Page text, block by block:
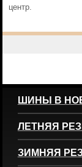
центр.
ШИНЫ В
ЛЕТНЯЯ
ЗИМНЯЯ